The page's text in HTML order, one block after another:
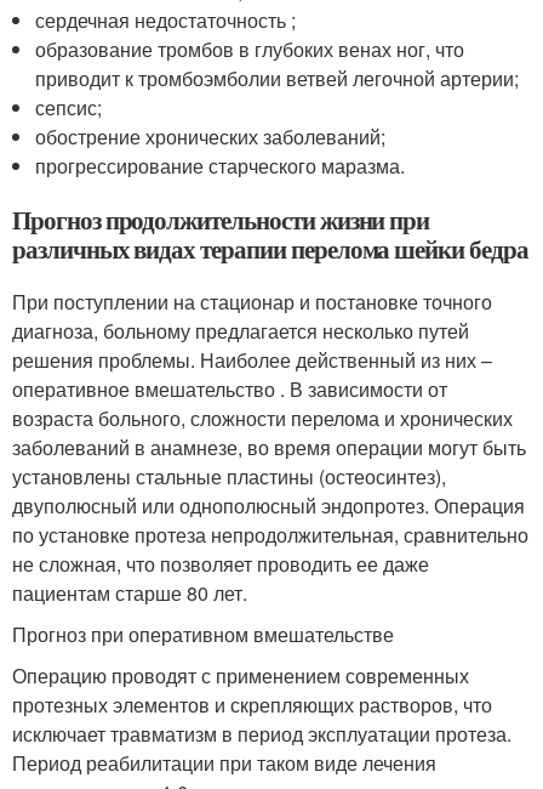
сердечная недостаточность ;
образование тромбов в глубоких венах ног, что
приводит к тромбоэмболии ветвей легочной артерии;
сепсис;
обострение хронических заболеваний;
прогрессирование старческого маразма.
Прогноз продолжительности жизни при
различных видах терапии перелома шейки бедра
При поступлении на стационар и постановке точного
диагноза, больному предлагается несколько путей
решения проблемы. Наиболее действенный из них –
оперативное вмешательство . В зависимости от
возраста больного, сложности перелома и хронических
заболеваний в анамнезе, во время операции могут быть
установлены стальные пластины (остеосинтез),
двуполюсный или однополюсный эндопротез. Операция
по установке протеза непродолжительная, сравнительно
не сложная, что позволяет проводить ее даже
пациентам старше 80 лет.
Прогноз при оперативном вмешательстве
Операцию проводят с применением современных
протезных элементов и скрепляющих растворов, что
исключает травматизм в период эксплуатации протеза.
Период реабилитации при таком виде лечения